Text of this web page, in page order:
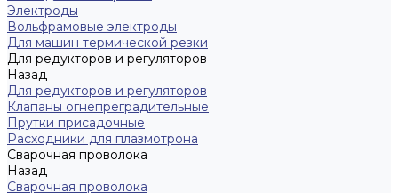
Электроды
Вольфрамовые электроды
Для машин термической резки
Для редукторов и регуляторов
Назад
Для редукторов и регуляторов
Клапаны огнепреградительные
Прутки присадочные
Расходники для плазмотрона
Сварочная проволока
Назад
Сварочная проволока